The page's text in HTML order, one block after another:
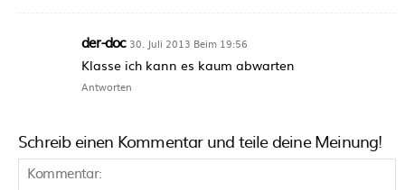
der-doc 30. Juli 2013 Beim 19:56
Klasse ich kann es kaum abwarten
Antworten
Schreib einen Kommentar und teile deine Meinung!